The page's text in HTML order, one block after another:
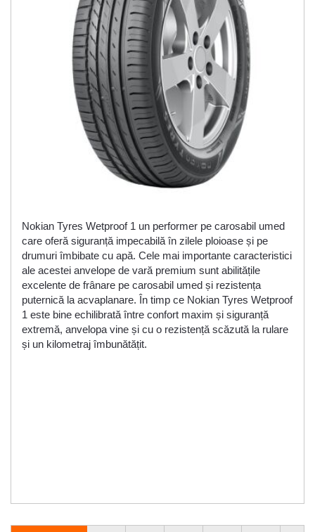
Nokian Tyres Wetproof 1 un performer pe carosabil umed
care oferă siguranță impecabilă în zilele ploioase și pe
drumuri îmbibate cu apă. Cele mai importante caracteristici
ale acestei anvelope de vară premium sunt abilitățile
excelente de frânare pe carosabil umed și rezistența
puternică la acvaplanare. În timp ce Nokian Tyres Wetproof
1 este bine echilibrată între confort maxim și siguranță
extremă, anvelopa vine și cu o rezistență scăzută la rulare
și un kilometraj îmbunătățit.